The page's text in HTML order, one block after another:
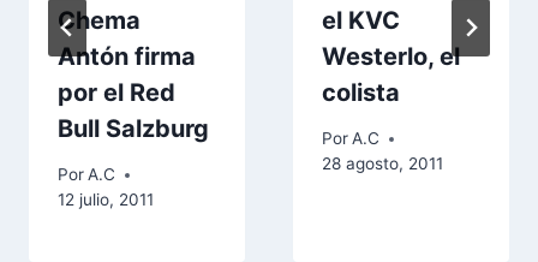
Chema
Antón firma
por el Red
Bull Salzburg
PorA.C
12 julio, 2011
el KVC
Westerlo, el
colista
PorA.C
28 agosto, 2011